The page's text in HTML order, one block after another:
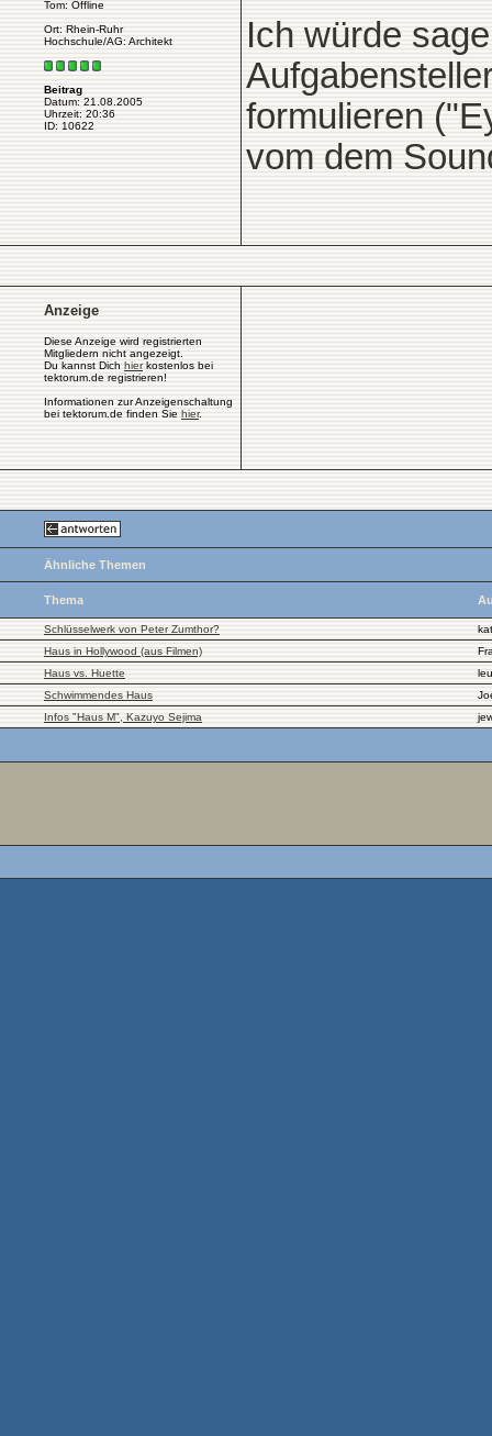
Tom: Offline
Ort: Rhein-Ruhr
Hochschule/AG: Architekt
Beitrag
Datum: 21.08.2005
Uhrzeit: 20:36
ID: 10622
Ich würde
formulieren
vom dem
Anzeige
Diese Anzeige wird registrierten
Mitgliedern nicht angezeigt.
Du kannst Dich hierkostenlos bei
tektorum.de registrieren!
Informationen zur Anzeigenschaltung
bei tektorum.de finden Sie hier.
Ähnliche Themen
Thema
Schlüsselwerk von Peter Zumthor?
Haus in Hollywood (aus Filmen)
Haus vs. Huette
Schwimmendes Haus
Infos "Haus M", Kazuyo Sejima